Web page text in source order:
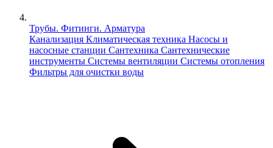
Трубы. Фитинги. Арматура
Канализация Климатическая техника Насосы и
насосные станции Сантехника Сантехнические
инструменты Системы вентиляции Системы отопления
Фильтры для очистки воды